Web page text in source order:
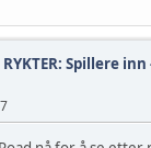
RYKTER: Spillere